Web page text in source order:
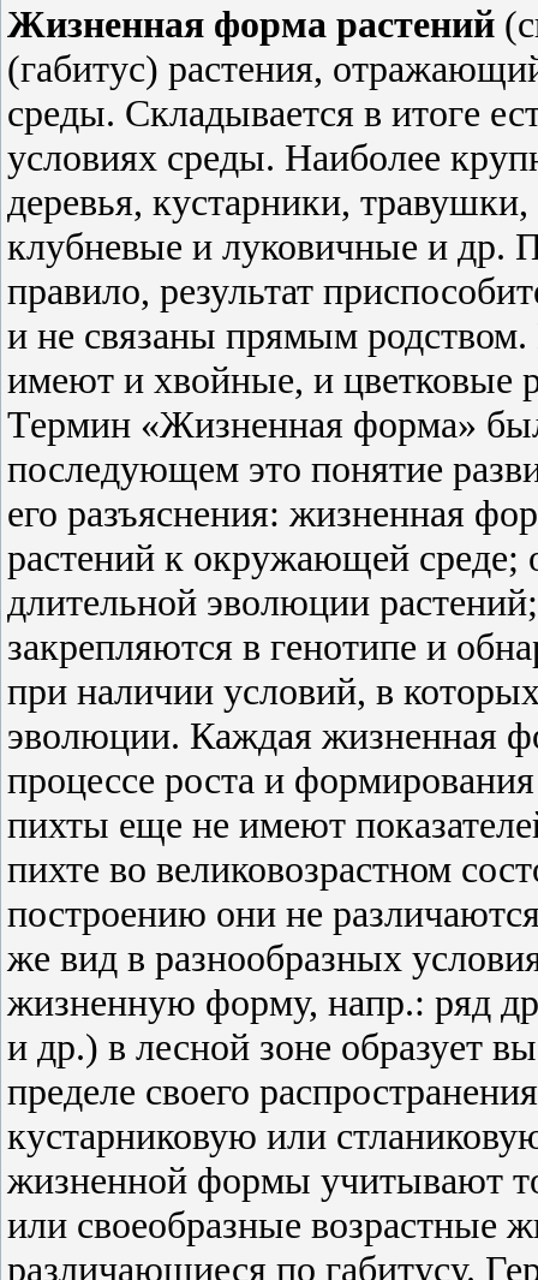
Жизненная форма растений
(габитус) растения,
среды. Складывается в итоге
условиях среды. Наиболее
деревья, кустарники,
клубневые и луковичные и
правило, результат
и не связаны прямым
имеют и хвойные, и цветковые
Термин «Жизненная форма»
последующем это понятие
его разъяснения: жизненная
растений к окружающей среде;
длительной эволюции
закрепляются в генотипе и
при наличии условий, в
эволюции. Каждая жизненная
процессе роста и
пихты еще не имеют
пихте во великовозрастном
построению они не
же вид в разнообразных
жизненную форму, напр.: ряд
и др.) в лесной зоне образует
пределе своего
кустарниковую или
жизненной формы учитывают
или своеобразные возрастные
различающиеся по габитусу.